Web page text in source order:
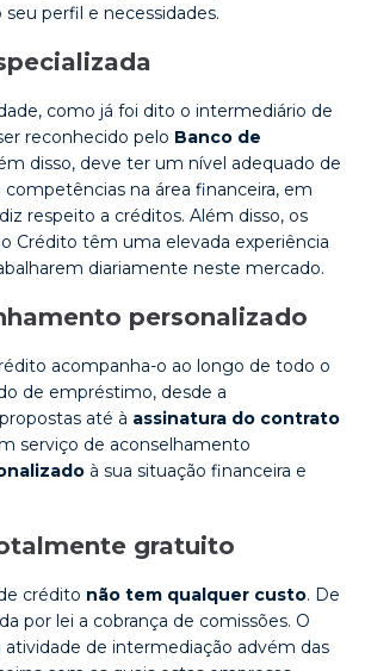
seu perfil e necessidades.
como já foi dito o intermediário de
reconhecido pelo Banco de
disso, deve ter um nível adequado de
na área financeira, em
respeito a créditos. Além disso, os
Crédito têm uma elevada experiência
diariamente neste mercado.
personalizado
acompanha-o ao longo de todo o
de empréstimo, desde a
até à assinatura do contrato
serviço de aconselhamento
à sua situação financeira e
gratuito
crédito não tem qualquer custo. De
por lei a cobrança de comissões. O
de intermediação advém das